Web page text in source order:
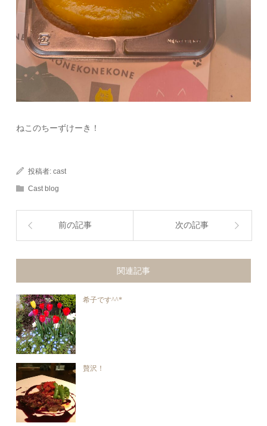
ねこのちーずけーき！
投稿者:cast
Cast blog
前の記事 次の記事
関連記事
希子です^^*
贅沢！